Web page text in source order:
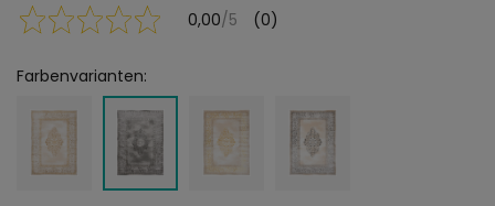
0,00/5 (0)
Farbenvarianten: